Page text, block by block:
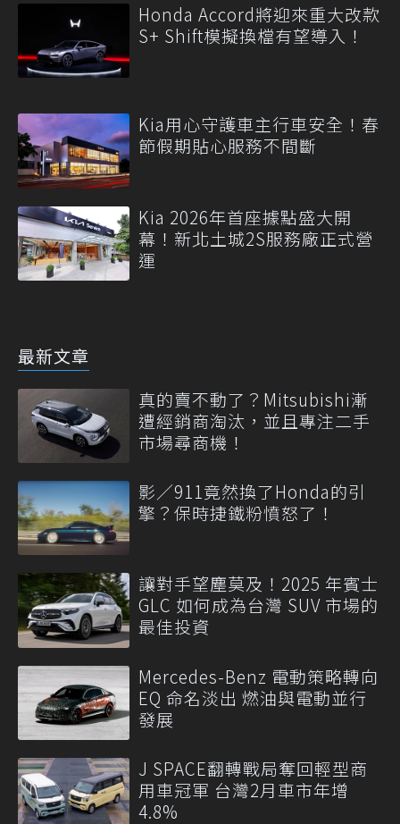
Honda Accord將迎來重大改款
S+ Shift模擬換檔有望導入！
Kia用心守護車主行車安全！春
節假期貼心服務不間斷
Kia 2026年首座據點盛大開
幕！新北土城2S服務廠正式營
運
最新文章
真的賣不動了？Mitsubishi漸
遭經銷商淘汰，並且專注二手
市場尋商機！
影／911竟然換了Honda的引
擎？保時捷鐵粉憤怒了！
讓對手望塵莫及！2025 年賓士
GLC 如何成為台灣 SUV 市場的
最佳投資
Mercedes-Benz 電動策略轉向
EQ 命名淡出 燃油與電動並行
發展
J SPACE翻轉戰局奪回輕型商
用車冠軍 台灣2月車市年增
4.8%